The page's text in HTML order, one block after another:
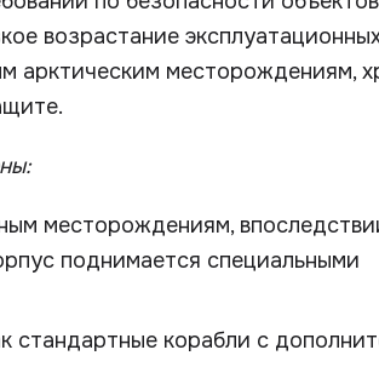
возрастание
арктическим месторождениям,
месторождениям,
поднимается специальными
стандартные корабли с